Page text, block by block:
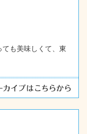
も美味しくて、東